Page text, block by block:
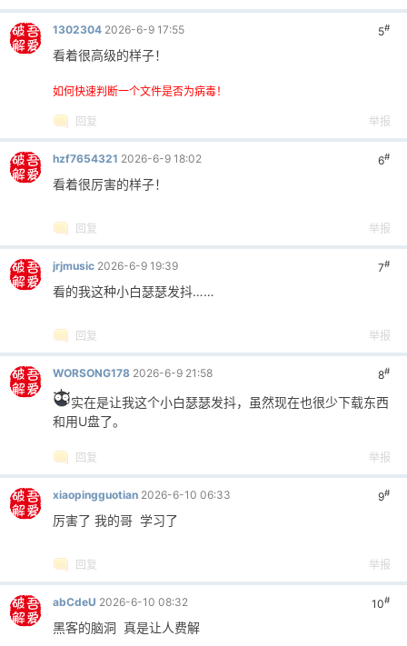
5#
1302304 2026-6-9 17:55
看着很高级的样子！
如何快速判断一个文件是否为病毒！
回复 举报
6#
hzf7654321 2026-6-9 18:02
看着很厉害的样子！
回复 举报
7#
jrjmusic 2026-6-9 19:39
看的我这种小白瑟瑟发抖……
回复 举报
8#
WORSONG178 2026-6-9 21:58
实在是让我这个小白瑟瑟发抖，虽然现在也很少下载东西
和用U盘了。
回复 举报
9#
xiaopingguotian 2026-6-10 06:33
厉害了 我的哥 学习了
回复 举报
10#
abCdeU 2026-6-10 08:32
黑客的脑洞 真是让人费解